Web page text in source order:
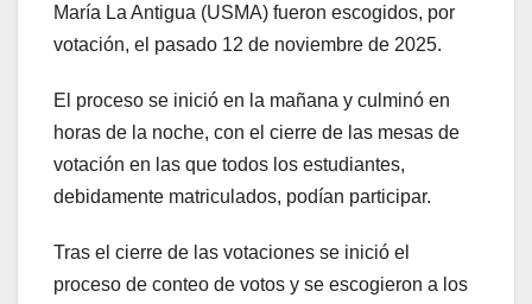
María La Antigua (USMA) fueron escogidos, por
votación, el pasado 12 de noviembre de 2025.
El proceso se inició en la mañana y culminó en
horas de la noche, con el cierre de las mesas de
votación en las que todos los estudiantes,
debidamente matriculados, podían participar.
Tras el cierre de las votaciones se inició el
proceso de conteo de votos y se escogieron a los